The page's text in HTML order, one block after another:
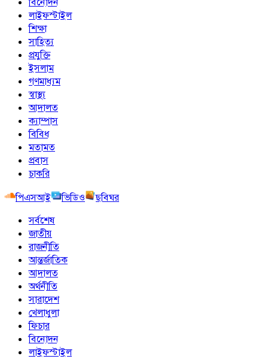
লাইফস্টাইল
শিক্ষা
সাহিত্য
প্রযুক্তি
ইসলাম
গণমাধ্যম
স্বাস্থ্য
আদালত
ক্যাম্পাস
বিবিধ
মতামত
প্রবাস
চাকরি
পিএসআই
ভিডিও
ছবিঘর
সর্বশেষ
জাতীয়
রাজনীতি
আন্তর্জাতিক
আদালত
অর্থনীতি
সারাদেশ
খেলাধুলা
ফিচার
বিনোদন
লাইফস্টাইল